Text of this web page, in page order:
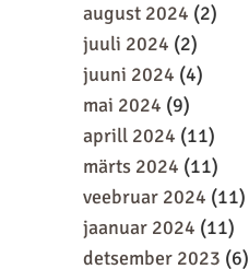
august 2024 (2)
juuli 2024 (2)
juuni 2024 (4)
mai 2024 (9)
aprill 2024 (11)
märts 2024 (11)
veebruar 2024 (11)
jaanuar 2024 (11)
detsember 2023 (6)